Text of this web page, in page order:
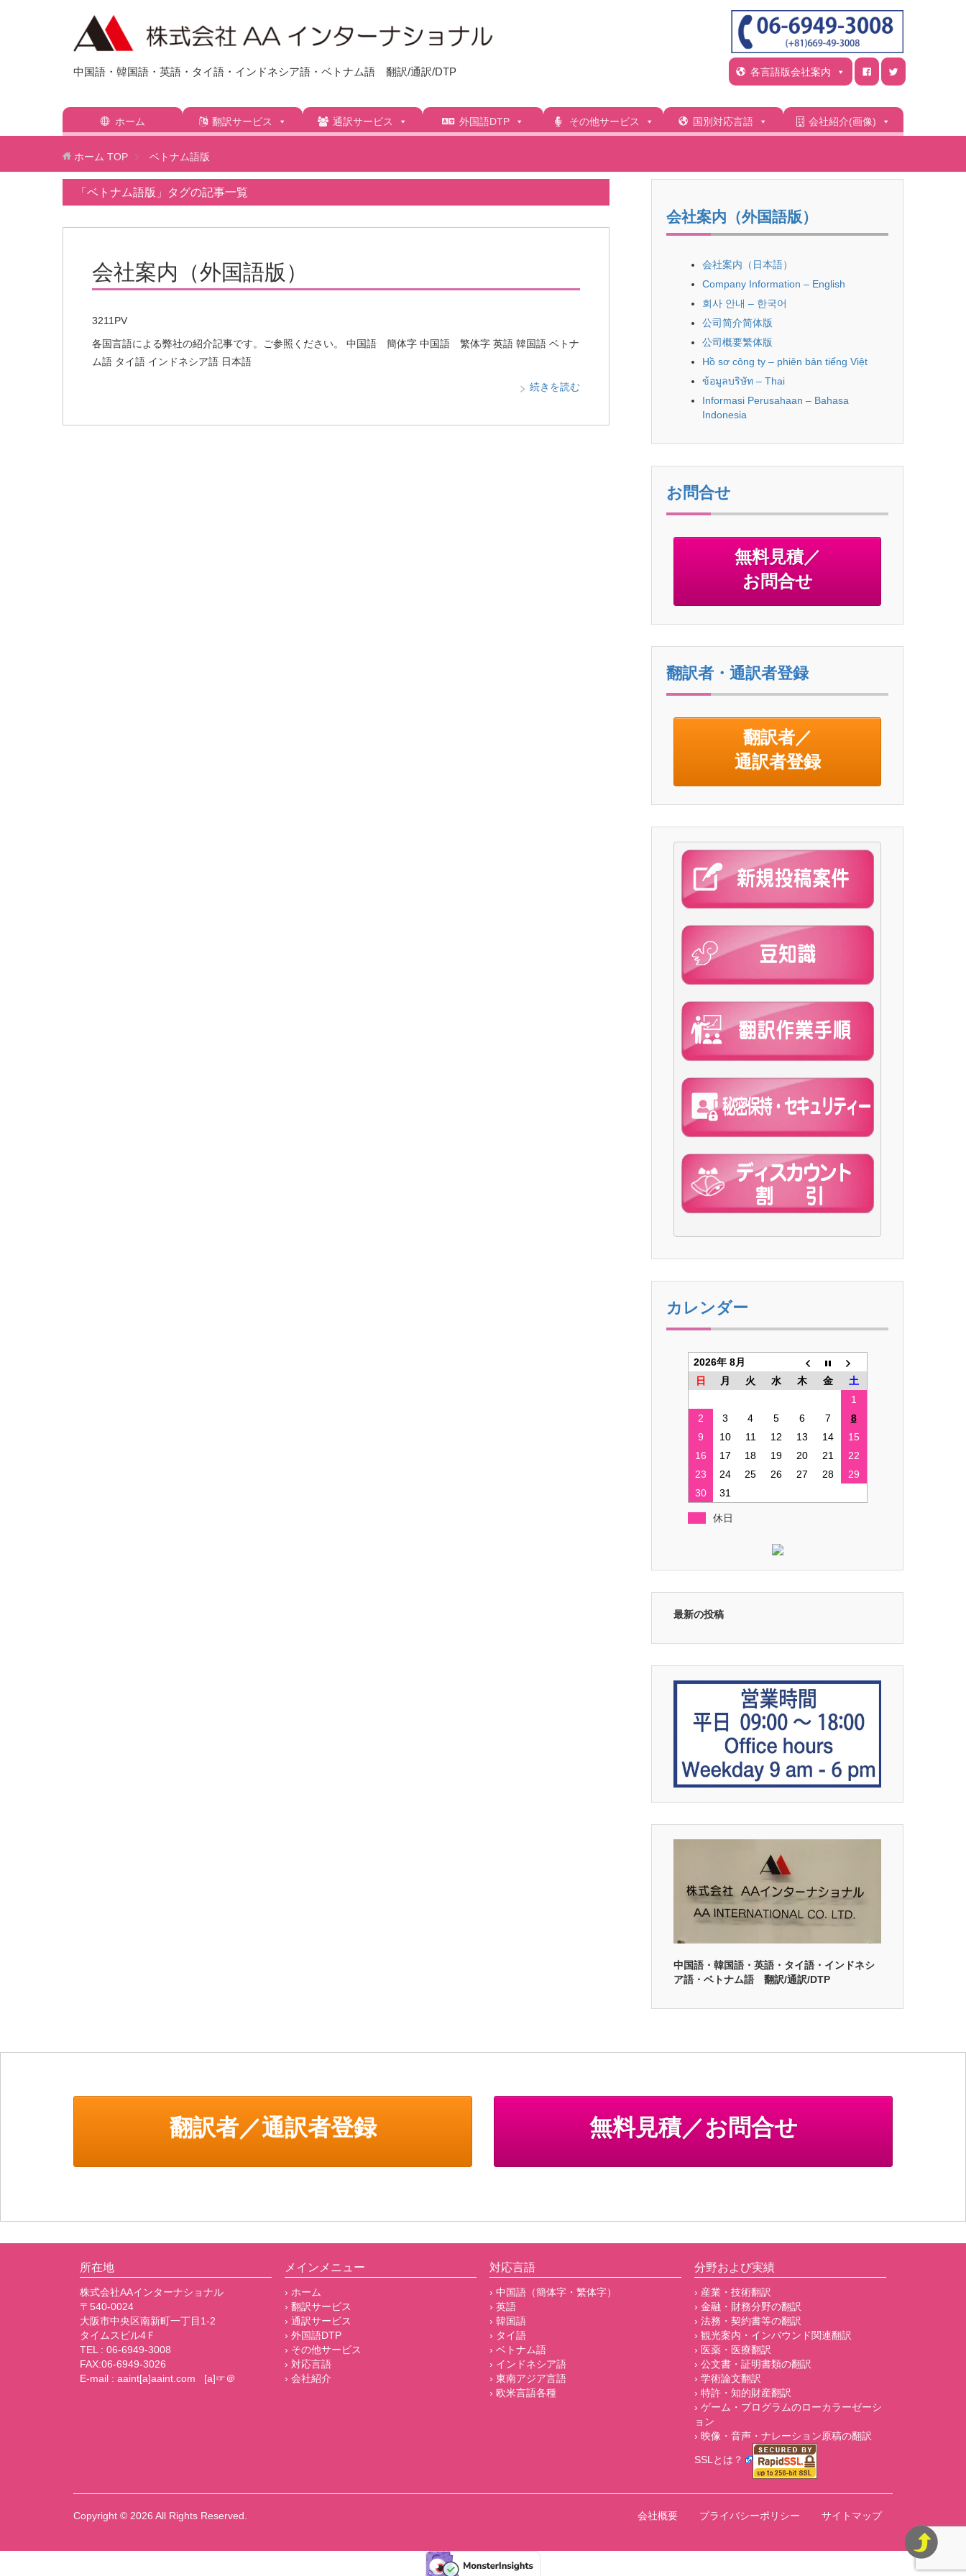
中国語・韓国語・英語・タイ語・インドネシア語・ベトナム語 翻訳/通訳/DTP 各言語版会社案内
ホーム 翻訳サービス 通訳サービス 外国語DTP その他サービス 国別対応言語 会社紹介(画像)
ホーム TOP ベトナム語版
「ベトナム語版」タグの記事一覧
会社案内（外国語版）
3211PV
各国言語による弊社の紹介記事です。ご参照ください。 中国語 簡体字 中国語 繁体字 英語 韓国語 ベトナ
ム語 タイ語 インドネシア語 日本語
続きを読む
会社案内（外国語版）
会社案内（日本語）
Company Information – English
회사 안내 – 한국어
公司简介简体版
公司概要繁体版
Hồ sơ công ty – phiên bản tiếng Việt
ข้อมูลบริษัท – Thai
Informasi Perusahaan – Bahasa
Indonesia
お問合せ
無料見積／
お問合せ
翻訳者・通訳者登録
翻訳者／
通訳者登録
カレンダー
2026年 8月
日
月 火 水 木 金
土
1
2
3 4 5 6 7
8
9
10 11 12 13 14
15
16
17 18 19 20 21
22
23
24 25 26 27 28
29
30
31
休日
最新の投稿
中国語・韓国語・英語・タイ語・インドネシ
ア語・ベトナム語 翻訳/通訳/DTP
翻訳者／通訳者登録 無料見積／お問合せ
所在地
株式会社AAインターナショナル
〒540-0024
大阪市中央区南新町一丁目1-2
タイムスビル4Ｆ
TEL : 06-6949-3008
FAX:06-6949-3026
E-mail : aaint[a]aaint.com [a]☞＠
メインメニュー
› ホーム
› 翻訳サービス
› 通訳サービス
› 外国語DTP
› その他サービス
› 対応言語
› 会社紹介
対応言語
› 中国語（簡体字・繁体字）
› 英語
› 韓国語
› タイ語
› ベトナム語
› インドネシア語
› 東南アジア言語
› 欧米言語各種
分野および実績
› 産業・技術翻訳
› 金融・財務分野の翻訳
› 法務・契約書等の翻訳
› 観光案内・インバウンド関連翻訳
› 医薬・医療翻訳
› 公文書・証明書類の翻訳
› 学術論文翻訳
› 特許・知的財産翻訳
› ゲーム・プログラムのローカラーゼーシ
ョン
› 映像・音声・ナレーション原稿の翻訳
SSLとは？
Copyright © 2026 All Rights Reserved. 会社概要 プライバシーポリシー サイトマップ